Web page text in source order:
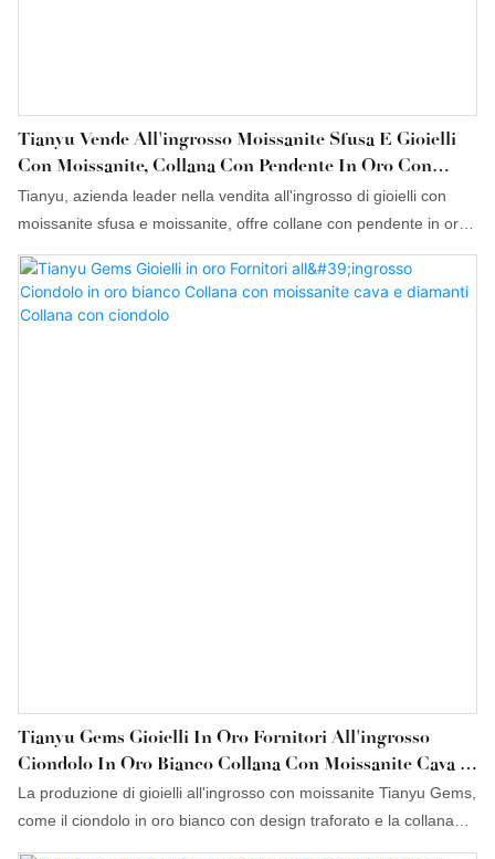
Tianyu Vende All'ingrosso Moissanite Sfusa E Gioielli
Con Moissanite, Collana Con Pendente In Oro Con
Diamante Sintetico Da 1 Carato.
Tianyu, azienda leader nella vendita all'ingrosso di gioielli con
moissanite sfusa e moissanite, offre collane con pendente in oro
e diamanti sintetici da 1 carato, realizzate con tecnologie
all'avanguardia. Il design si adatta alle diverse esigenze dei
clienti, sia nazionali che internazionali. Il prodotto ha ottenuto le
Tianyu Gems Gioielli In Oro Fornitori All'ingrosso
Ciondolo In Oro Bianco Collana Con Moissanite Cava E
Diamanti Collana Con Ciondolo
La produzione di gioielli all'ingrosso con moissanite Tianyu Gems,
come il ciondolo in oro bianco con design traforato e la collana
con moissanite sintetica e diamanti, non solo segue le tendenze